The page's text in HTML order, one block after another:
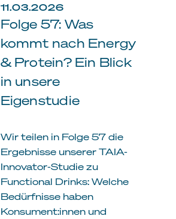
11.03.2026
Folge 57: Was
kommt nach Energy
& Protein? Ein Blick
in unsere
Eigenstudie
Wir teilen in Folge 57 die
Ergebnisse unserer TAIA-
Innovator-Studie zu
Functional Drinks: Welche
Bedürfnisse haben
Konsument:innen und